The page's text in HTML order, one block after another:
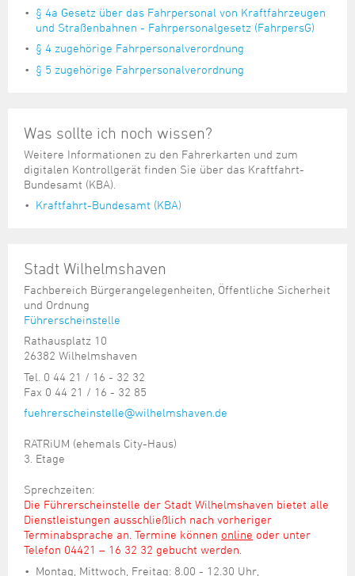
§ 4a Gesetz über das Fahrpersonal von Kraftfahrzeugen
und Straßenbahnen - Fahrpersonalgesetz (FahrpersG)
§ 4 zugehörige Fahrpersonalverordnung
§ 5 zugehörige Fahrpersonalverordnung
Was sollte ich noch wissen?
Weitere Informationen zu den Fahrerkarten und zum
digitalen Kontrollgerät finden Sie über das Kraftfahrt-
Bundesamt (KBA).
Kraftfahrt-Bundesamt (KBA)
Stadt Wilhelmshaven
Fachbereich Bürgerangelegenheiten, Öffentliche Sicherheit
und Ordnung
Führerscheinstelle
Rathausplatz 10
26382 Wilhelmshaven
Tel. 0 44 21 / 16 - 32 32
Fax 0 44 21 / 16 - 32 85
fuehrerscheinstelle@wilhelmshaven.de
RATRiUM (ehemals City-Haus)
3. Etage
Sprechzeiten:
Die Führerscheinstelle der Stadt Wilhelmshaven bietet alle
Dienstleistungen ausschließlich nach vorheriger
Terminabsprache an. Termine können online oder unter
Telefon 04421 – 16 32 32 gebucht werden.
Montag, Mittwoch, Freitag: 8.00 - 12.30 Uhr,